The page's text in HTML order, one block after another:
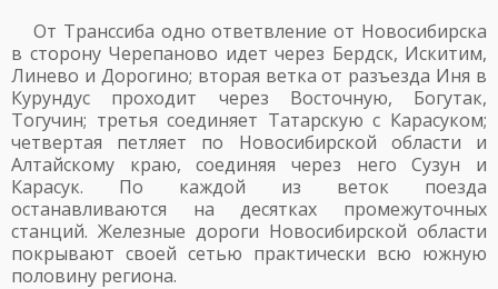
От Транссиба одно ответвление от Новосибирска
в сторону Черепаново идет через Бердск, Искитим,
Линево и Дорогино; вторая ветка от разъезда Иня в
Курундус проходит через Восточную, Богутак,
Тогучин; третья соединяет Татарскую с Карасуком;
четвертая петляет по Новосибирской области и
Алтайскому краю, соединяя через него Сузун и
Карасук. По каждой из веток поезда
останавливаются на десятках промежуточных
станций. Железные дороги Новосибирской области
покрывают своей сетью практически всю южную
половину региона.